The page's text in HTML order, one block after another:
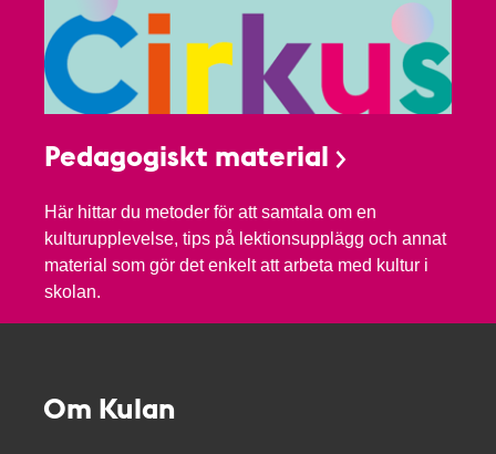
Pedagogiskt material
Här hittar du metoder för att samtala om en
kulturupplevelse, tips på lektionsupplägg och annat
material som gör det enkelt att arbeta med kultur i
skolan.
Om Kulan